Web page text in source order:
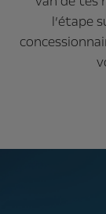
l’étape